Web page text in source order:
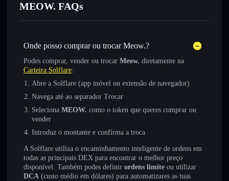
MEOW. FAQs
Onde posso comprar ou trocar Meow.?
Podes comprar, vender ou trocar Meow. diretamente na
Carteira Solflare:
Abre a Solflare (app móvel ou extensão de navegador)
Navega até ao separador Trocar
Seleciona MEOW. como o token que queres comprar ou
vender
Introduz o montante e confirma a troca
A Solflare utiliza o encaminhamento inteligente de ordens em
todas as principais DEX para encontrar o melhor preço
disponível. Também podes definir ordens limite ou utilizar
DCA (custo médio em dólares) para automatizares as tuas